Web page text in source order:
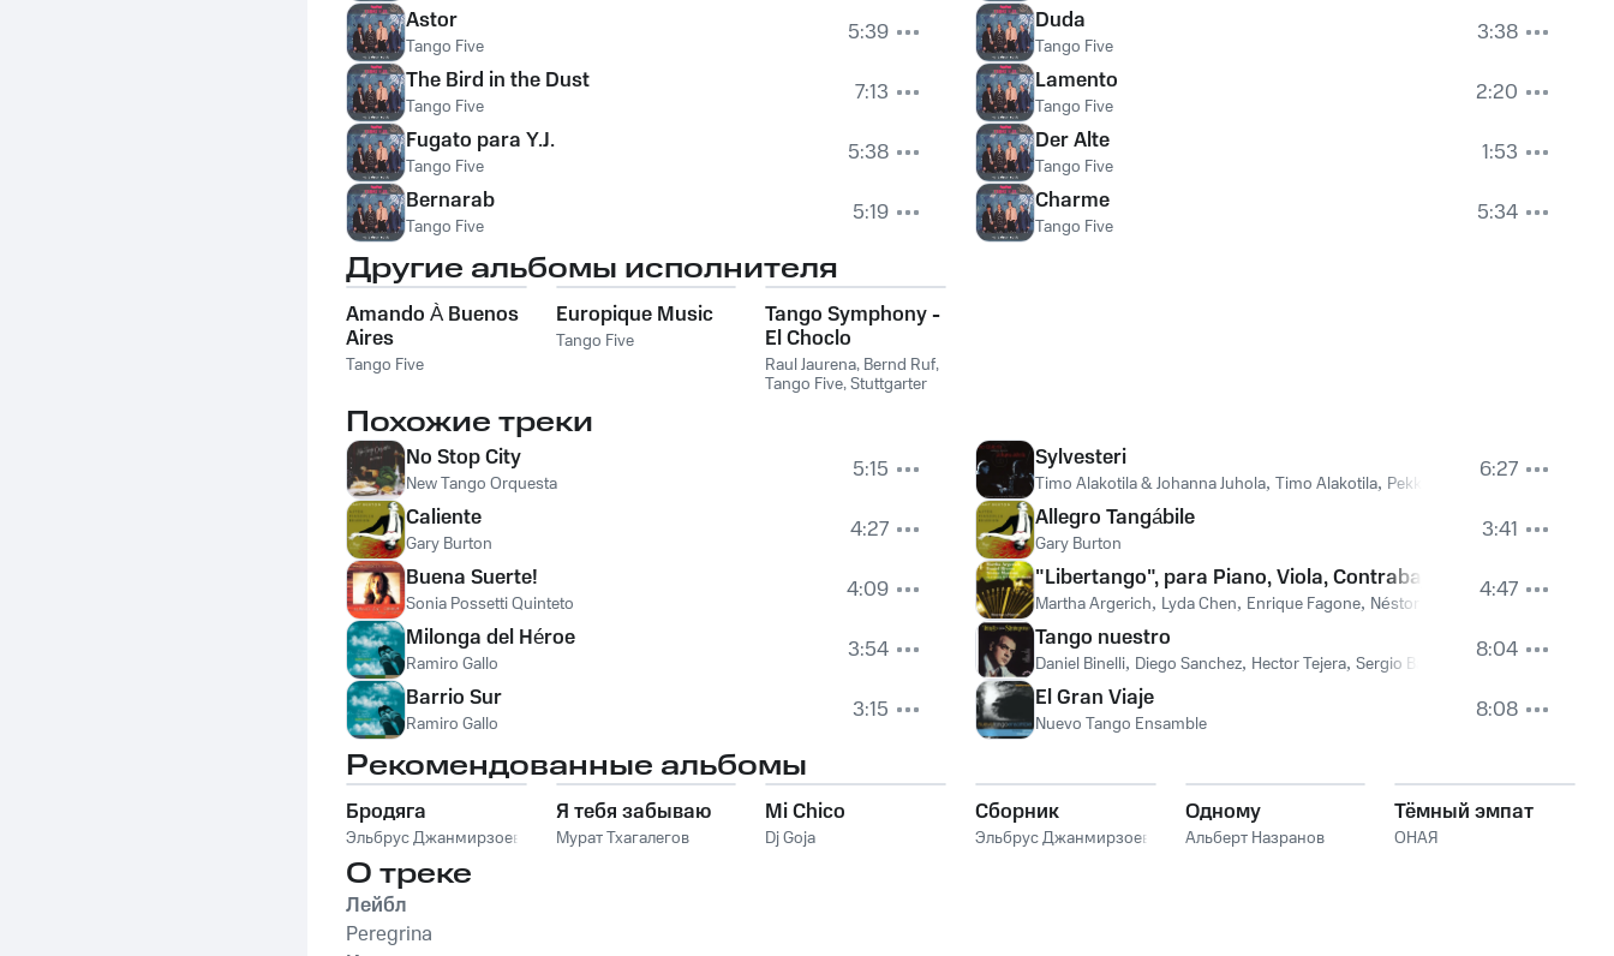
Astor
Tango Five
5:39
The Bird in the Dust
Tango Five
7:13
Fugato para Y.J.
Tango Five
5:38
Bernarab
Tango Five 5:19
Duda
Tango Five
3:38
Lamento
Tango Five
2:20
Der Alte
Tango Five
1:53
Charme
Tango Five 5:34
Другие альбомы исполнителя
Amando À Buenos
Aires
Tango Five
Europique Music
Tango Five
Tango Symphony -
El Choclo
Raul Jaurena, Bernd Ruf,
Tango Five,Stuttgarter
Похожие треки
No Stop City
New Tango Orquesta
5:15
Caliente
Gary Burton
4:27
Buena Suerte!
Sonia Possetti Quinteto
4:09
Milonga del Héroe
Ramiro Gallo
3:54
Barrio Sur
Ramiro Gallo 3:15
Sylvesteri
Timo Alakotila & Johanna Juhola, Timo Alakotila, Pekka Kuusisto6:27
Allegro Tangábile
Gary Burton
3:41
"Libertango", para Piano, Viola, Contrabajo y Bandoneón
Martha Argerich, Lyda Chen, Enrique Fagone, Néstor Marconi 4:47
Tango nuestro
Daniel Binelli, Diego Sanchez, Hector Tejera, Sergio Balderrabano8:04
El Gran Viaje
Nuevo Tango Ensamble 8:08
Рекомендованные альбомы
Бродяга
Эльбрус Джанмирзоев
Я тебя забываю
Мурат Тхагалегов
Mi Chico
Dj Goja
Сборник
Эльбрус Джанмирзоев
Одному
Альберт Назранов
Тёмный эмпат
ОНАЯ
О треке
Лейбл
Peregrina